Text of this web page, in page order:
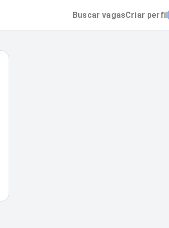
BuscarvagasCriar perfil